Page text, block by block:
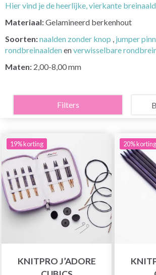
Hier vind je de heerlijke, vierkante
Materiaal:Gelamineerd berkenhout
Soorten:naalden zonder knop , jumper
rondbreinaaldenenverwisselbare
Maten: 2,00-8,00 mm
Filters
19% korting
KNITPRO J’ADORE
20% korting